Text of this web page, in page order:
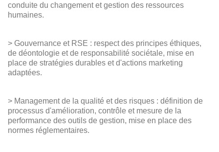
conduite du changement et gestion des ressources
humaines.
> Gouvernance et RSE : respect des principes éthiques,
de déontologie et de responsabilité sociétale, mise en
place de stratégies durables et d'actions marketing
adaptées.
> Management de la qualité et des risques : définition de
processus d'amélioration, contrôle et mesure de la
performance des outils de gestion, mise en place des
normes réglementaires.